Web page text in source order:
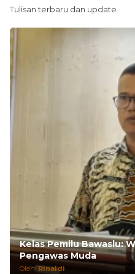
Tulisan terbaru dan update
Kelas Pemilu Bawaslu:
Pengawas Muda
Oleh: Rinaldi